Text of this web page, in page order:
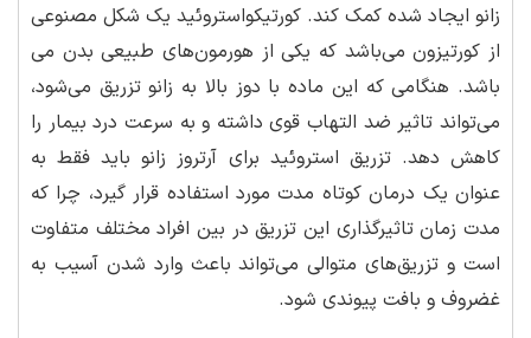
زانو ایجاد شده کمک کند. کورتیکواستروئید یک شکل مصنوعی
از کورتیزون می‌باشد که یکی از هورمون‌های طبیعی بدن می
باشد. هنگامی که این ماده با دوز بالا به زانو تزریق می‌شود،
می‌تواند تاثیر ضد التهاب قوی داشته و به سرعت درد بیمار را
کاهش دهد. تزریق استروئید برای آرتروز زانو باید فقط به
عنوان یک درمان کوتاه مدت مورد استفاده قرار گیرد، چرا که
مدت زمان تاثیرگذاری این تزریق در بین افراد مختلف متفاوت
است و تزریق‌های متوالی می‌تواند باعث وارد شدن آسیب به
غضروف و بافت پیوندی شود.